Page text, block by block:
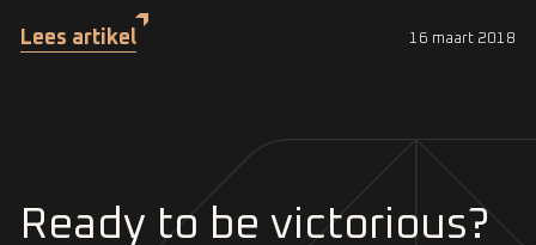
Lees artikel 16 maart 2018
Ready to be victorious?